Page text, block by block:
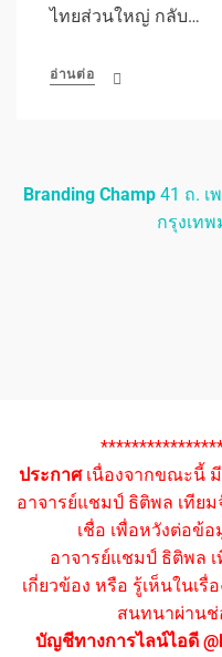
ไทยส่วนใหญ่ กลับ…
อ่านต่อ
Branding Champ 41 ถ. เ
กรุงเท
ประกาศเนื่องจากขณะนี้
อาจารย์แชมป์ ธิติพล เทีย
เชื่อ เพื่อหวังต่อข้
อาจารย์แชมป์ ธิติพล
เกี่ยวข้อง หรือ รู้เห็นในเ
สนทนาผ่านช่
บัญชีทางการไลน์ไอดี